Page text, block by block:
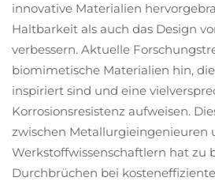
innovative Materialien
Haltbarkeit als auch das Design
verbessern. Aktuelle
biomimetische Materialien hin,
inspiriert sind und eine
Korrosionsresistenz aufweisen.
zwischen Metallurgieingenieuren
Werkstoffwissenschaftlern hat zu
Durchbrüchen bei